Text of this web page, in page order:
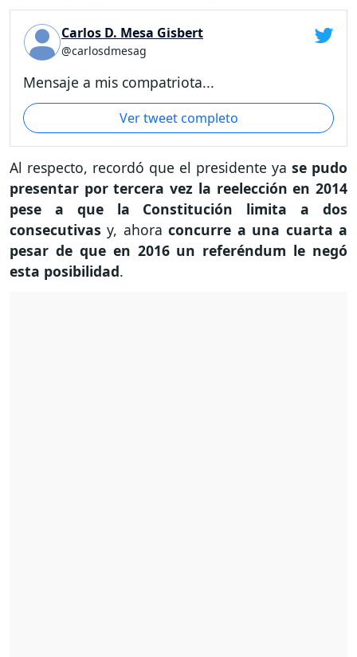
Carlos D. Mesa Gisbert
@carlosdmesag
Mensaje a mis compatriota...
Ver tweet completo
Al respecto, recordó que el presidente ya se pudo
presentar por tercera vez la reelección en 2014
pese a que la Constitución limita a dos
consecutivas y, ahoraconcurre a una cuarta a
pesar de que en 2016 un referéndum le negó
esta posibilidad.